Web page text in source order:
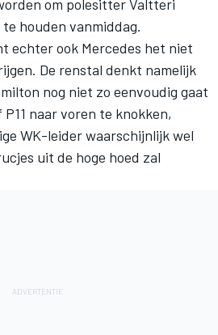
om polesitter Valtteri
houden vanmiddag.
echter ook Mercedes het niet
De renstal denkt namelijk
nog niet zo eenvoudig gaat
naar voren te knokken,
WK-leider waarschijnlijk wel
uit de hoge hoed zal